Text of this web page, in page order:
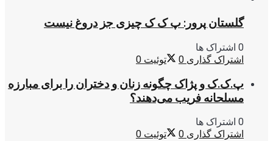
گلستان پرور: پ ک ک چیزی جز دروغ نیست
0 اشتراک ها
اشتراک گذاری 0 توئیت 0
پ.ک.ک و پژاک چگونه زنان و دختران را برای مبارزه
مسلحانه فریب می‌دهند؟
0 اشتراک ها
اشتراک گذاری 0 توئیت 0